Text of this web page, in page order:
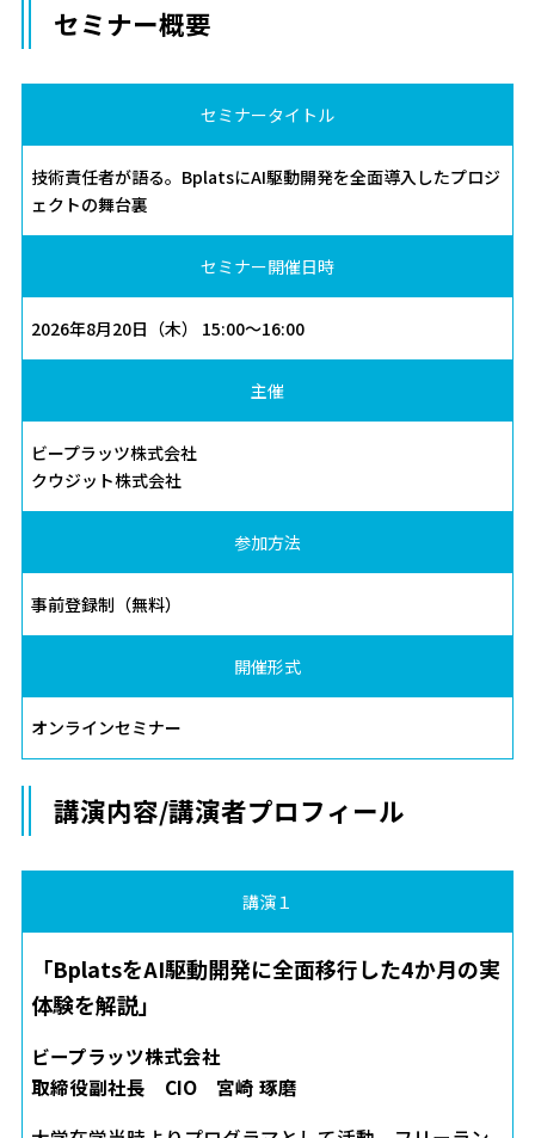
セミナー概要
セミナータイトル
技術責任者が語る。BplatsにAI駆動開発を全面導入したプロジ
ェクトの舞台裏
セミナー開催日時
2026年8月20日（木） 15:00～16:00
主催
ビープラッツ株式会社
クウジット株式会社
参加方法
事前登録制（無料）
開催形式
オンラインセミナー
講演内容/講演者プロフィール
講演１
「BplatsをAI駆動開発に全面移行した4か月の実
体験を解説」
ビープラッツ株式会社
取締役副社長 CIO 宮崎 琢磨